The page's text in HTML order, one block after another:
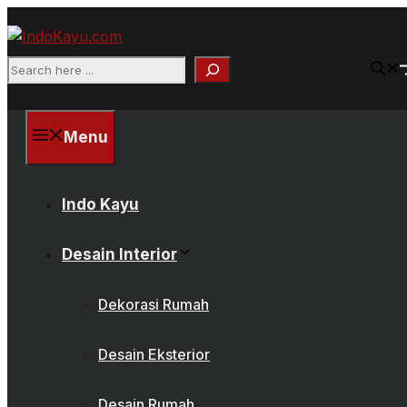
to
content
Search
Menu
Indo Kayu
Desain Interior
Dekorasi Rumah
Desain Eksterior